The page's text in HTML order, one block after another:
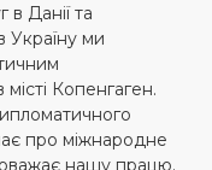
в Данії та
Україну ми
Копенгаген.
про міжнародне
нашу працю.